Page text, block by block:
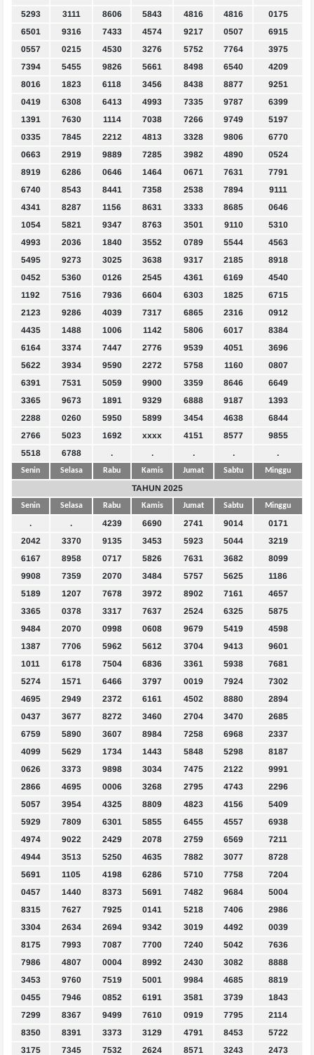
5293
3111 8606 5843 4816 4816
0175
6501
9316 7433 4574 9217 0507
6915
0557
0215 4530 3276 5752 7764
3975
7394
5455 9826 5661 8498 6540
4209
8016
1823 6118 3456 8438 8877
9251
0419
6308 6413 4993 7335 9787
6399
1391
7630 1114 7038 7266 9749
5197
0335
7845 2212 4813 3328 9806
6770
0663
2919 9889 7285 3982 4890
0524
8919
6286 0646 1464 0671 7631
7791
6740
8543 8441 7358 2538 7894
9111
4341
8287 1156 8631 3333 8685
0646
1054
5821 9347 8763 3501 9110
5310
4993
2036 1840 3552 0789 5544
4563
5495
9273 3025 3638 9317 2185
8918
0452
5360 0126 2545 4361 6169
4540
1192
7516 7936 6604 6303 1825
6715
2123
9286 4039 7317 6865 2316
0912
4435
1488 1006 1142 5806 6017
8384
6164
3374 7447 2776 9539 4051
3696
5622
3934 9590 2272 5758 1160
0807
6391
7531 5059 9900 3359 8646
6649
3365
9673 1891 9329 6888 9187
1393
2288
0260 5950 5899 3454 4638
6844
2766
5023 1692 xxxx 4151 8577
9855
5518
6788 . . . . .
Senin Selasa Rabu Kamis Jumat Sabtu Minggu
TAHUN 2025
Senin Selasa Rabu Kamis Jumat Sabtu Minggu
. . 4239 6690 2741 9014
0171
2042
3370 9135 3453 5923 5044
3219
6167
8958 0717 5826 7631 3682
8099
9908
7359 2070 3484 5757 5625
1186
5189
1207 7678 3972 8902 7161
4657
3365
0378 3317 7637 2524 6325
5875
9484
2070 0998 0608 9679 5419
4598
1387
7706 5962 5612 3704 9413
9601
1011
6178 7504 6836 3361 5938
7681
5274
1571 6466 3797 0019 7924
7302
4695
2949 2372 6161 4502 8880
2894
0437
3677 8272 3460 2704 3470
2685
6759
5890 3607 8984 7258 6968
2337
4099
5629 1734 1443 5848 5298
8187
0626
3373 9898 3034 7475 2122
9991
2866
4695 0006 3268 2795 4743
2296
5057
3954 4325 8809 4823 4156
5409
5929
7809 6301 5855 6455 4557
6938
4974
9022 2429 2078 2759 6569
7211
4944
3513 5250 4635 7882 3077
8728
5691
1105 4198 6286 5710 7758
7204
0457
1440 8373 5691 7482 9684
5004
8315
7627 7925 0141 5218 7406
2986
3304
2634 2694 9342 3019 4492
0039
8175
7993 7087 7700 7240 5042
7636
7986
4807 0004 8992 2430 3082
8888
3453
9760 7519 5001 9984 4685
8819
0455
7946 0852 6191 3581 3739
1843
7299
8367 9499 7610 0919 7795
2114
8350
8391 3373 3129 4791 8453
5722
3175
7345 7532 2624 8571 3243
2473